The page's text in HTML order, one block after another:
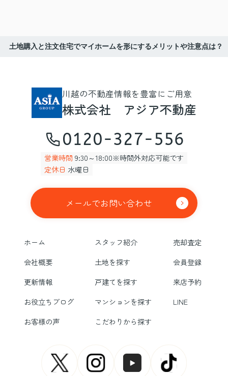
土地購入と注文住宅でマイホームを形にするメリットや注意点は？
川越の不動産情報を豊富にご用意
株式会社 アジア不動産
0120-327-556
営業時間 9:30～18:00※時間外対応可能です
定休日 水曜日
メールでお問い合わせ
ホーム スタッフ紹介
売却査定
会社概要
土地を探す
会員登録
更新情報
戸建てを探す
来店予約
お役立ちブログ
マンションを探す
LINE
お客様の声
こだわりから探す